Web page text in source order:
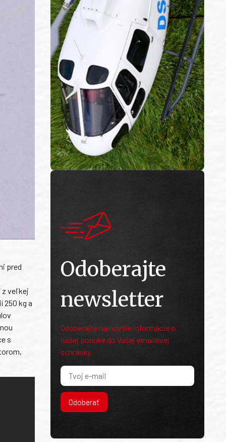
pred
z veľkej
250 kg a
s
Odoberajte
newsletter
Odoberajte najnovšie informácie o
našej ponuke do Vašej emailovej
schránky.
Odoberať